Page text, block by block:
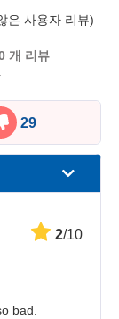
은 사용자 리뷰)
개 리뷰
29
2/10
bad.